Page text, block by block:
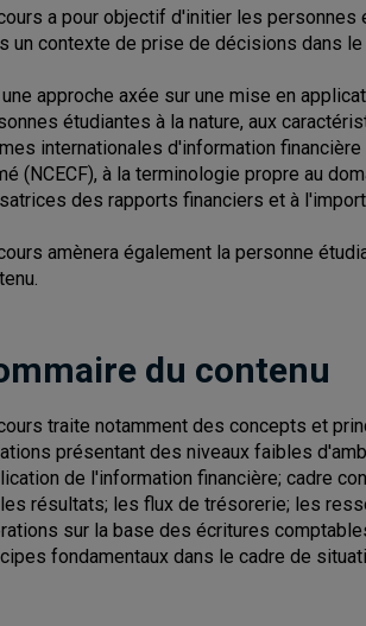
a pour objectif d'initier les
un contexte de prise de décisions dans
une approche axée sur une mise en
étudiantes à la nature, aux
internationales d'information
(NCECF), à la terminologie propre au
des rapports financiers et à
amènera également la personne
du contenu
traite notamment des concepts et
présentant des niveaux faibles
de l'information financière; cadre
résultats; les flux de trésorerie; les
sur la base des écritures
fondamentaux dans le cadre de